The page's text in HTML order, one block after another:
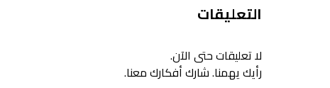
التعليقات
لا تعليقات حتى الآن.
رأيك يهمنا. شارك أفكارك معنا.